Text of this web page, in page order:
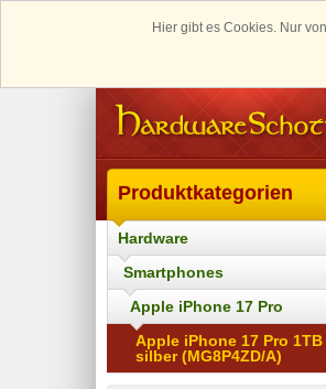
Hier gibt es Cookies. Nur
Produktkategorien
Hardware
Smartphones
Apple iPhone 17 Pro
Apple iPhone 17 Pro 1TB
silber (MG8P4ZD/A)